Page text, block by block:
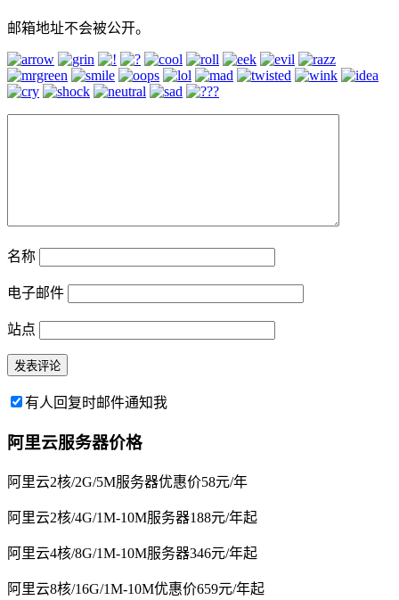
邮箱地址不会被公开。
名称
电子邮件
站点
有人回复时邮件通知我
阿里云服务器价格
阿里云2核/2G/5M服务器优惠价58元/年
阿里云2核/4G/1M-10M服务器188元/年起
阿里云4核/8G/1M-10M服务器346元/年起
阿里云8核/16G/1M-10M优惠价659元/年起